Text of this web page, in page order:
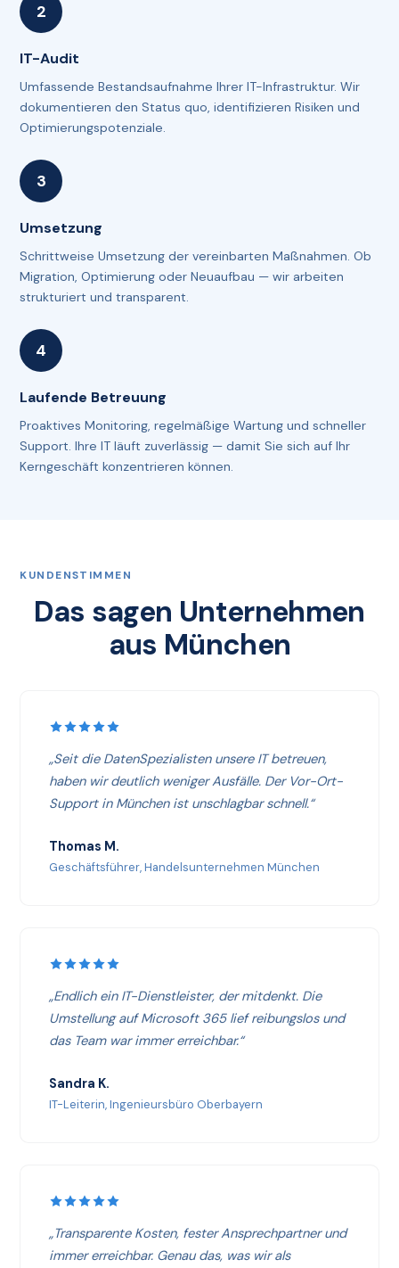
IT-Audit
Umfassende Bestandsaufnahme Ihrer IT-Infrastruktur. Wir
dokumentieren den Status quo, identifizieren Risiken und
Optimierungspotenziale.
Umsetzung
Schrittweise Umsetzung der vereinbarten Maßnahmen. Ob
Migration, Optimierung oder Neuaufbau — wir arbeiten
strukturiert und transparent.
Laufende Betreuung
Proaktives Monitoring, regelmäßige Wartung und schneller
Support. Ihre IT läuft zuverlässig — damit Sie sich auf Ihr
Kerngeschäft konzentrieren können.
KUNDENSTIMMEN
Das sagen Unternehmen
aus München
„Seit die DatenSpezialisten unsere IT betreuen,
haben wir deutlich weniger Ausfälle. Der Vor-Ort-
Support in München ist unschlagbar schnell.“
Thomas M.
Geschäftsführer, Handelsunternehmen München
„Endlich ein IT-Dienstleister, der mitdenkt. Die
Umstellung auf Microsoft 365 lief reibungslos und
das Team war immer erreichbar.“
Sandra K.
IT-Leiterin, Ingenieursbüro Oberbayern
„Transparente Kosten, fester Ansprechpartner und
immer erreichbar. Genau das, was wir als